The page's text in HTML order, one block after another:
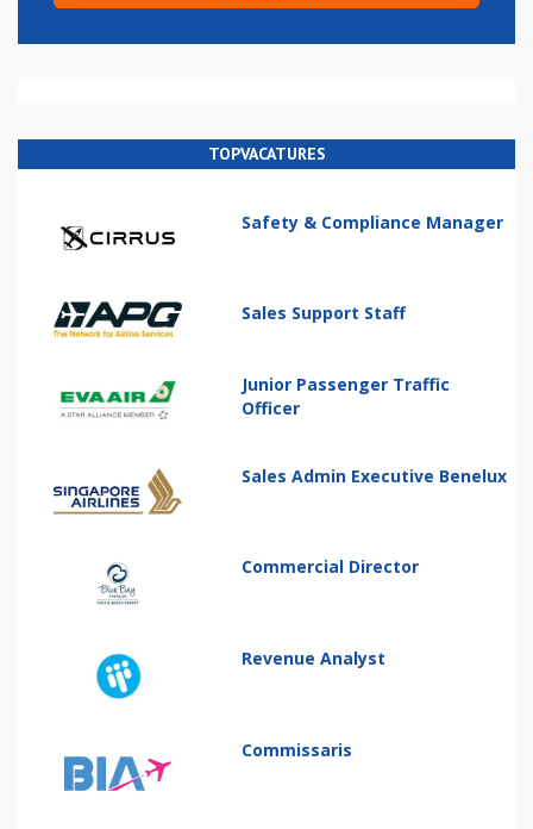
TOPVACATURES
Safety & Compliance Manager
Sales Support Staff
Junior Passenger Traffic
Officer
Sales Admin Executive Benelux
Commercial Director
Revenue Analyst
Commissaris